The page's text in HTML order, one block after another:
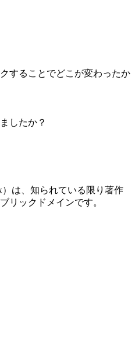
することでどこが変わったか
したか？
）は、知られている限り著作
リックドメインです。